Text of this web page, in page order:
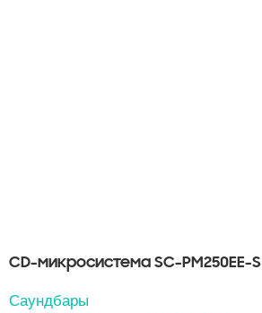
CD-микросистема SC-PM250EE-S
Саундбары